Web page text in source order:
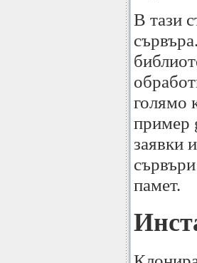
В тази
голямо
пример
заявки
памет.